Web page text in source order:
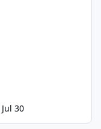
Jul 30